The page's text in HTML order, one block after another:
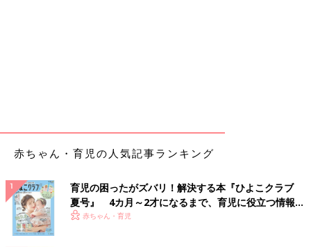
飲ませる時間や量を調節したり、一度に飲む量を減らして回数を
”母乳がたりている目安”を知れば安心！
赤ちゃん・育児の人気記事ランキング
育児の困ったがズバリ！解決する本『ひよこクラブ
夏号』 4カ月～2才になるまで、育児に役立つ情報が
いっぱい！
赤ちゃん・育児